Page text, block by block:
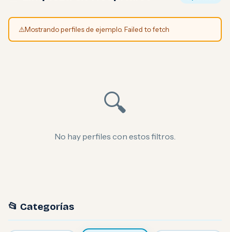
⚠️Mostrando perfiles de ejemplo. Failed to fetch
🔍
No hay perfiles con estos filtros.
📂 Categorías